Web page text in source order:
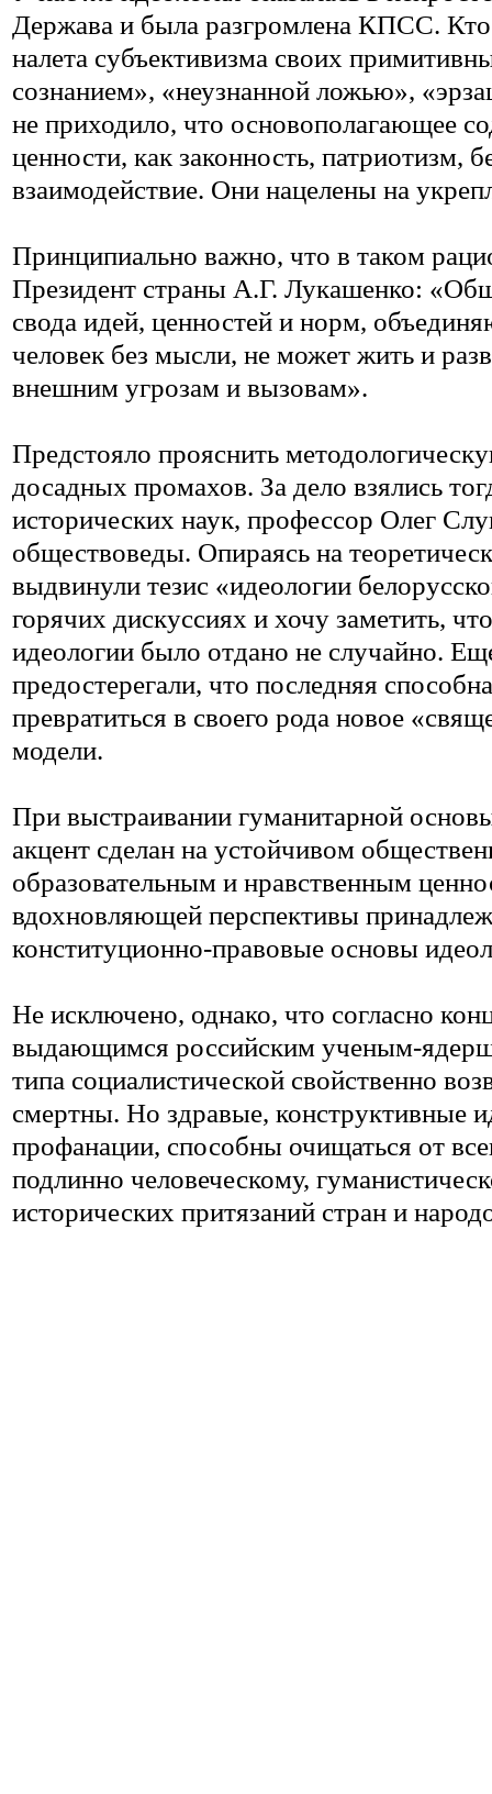
Держава и была разгромлена КПСС.
налета субъективизма своих
сознанием», «неузнанной ложью»,
не приходило, что основополагающее
ценности, как законность, патриотизм,
взаимодействие. Они нацелены на
Принципиально важно, что в таком
Президент страны А.Г. Лукашенко:
свода идей, ценностей и норм,
человек без мысли, не может жить и
внешним угрозам и вызовам».
Предстояло прояснить
досадных промахов. За дело взялись
исторических наук, профессор Олег
обществоведы. Опираясь на
выдвинули тезис «идеологии
горячих дискуссиях и хочу заметить,
идеологии было отдано не случайно.
предостерегали, что последняя
превратиться в своего рода новое
модели.
При выстраивании гуманитарной
акцент сделан на устойчивом
образовательным и нравственным
вдохновляющей перспективы
конституционно-правовые основы
Не исключено, однако, что согласно
выдающимся российским ученым-
типа социалистической свойственно
смертны. Но здравые, конструктивные
профанации, способны очищаться от
подлинно человеческому,
исторических притязаний стран и